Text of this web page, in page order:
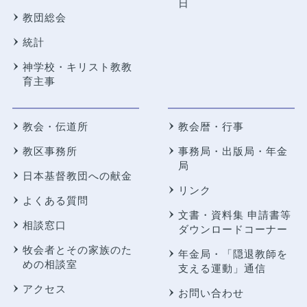
教団総会
統計
神学校・キリスト教教
育主事
日
教会・伝道所
教区事務所
日本基督教団への献金
よくある質問
相談窓口
牧会者とその家族のた
めの相談室
アクセス
教会暦・行事
事務局・出版局・年金
局
リンク
文書・資料集 申請書等
ダウンロードコーナー
年金局・
「隠退教師を
支える運動」通信
お問い合わせ